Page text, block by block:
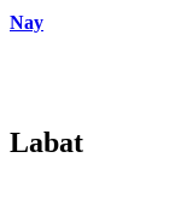
Nay
Labat